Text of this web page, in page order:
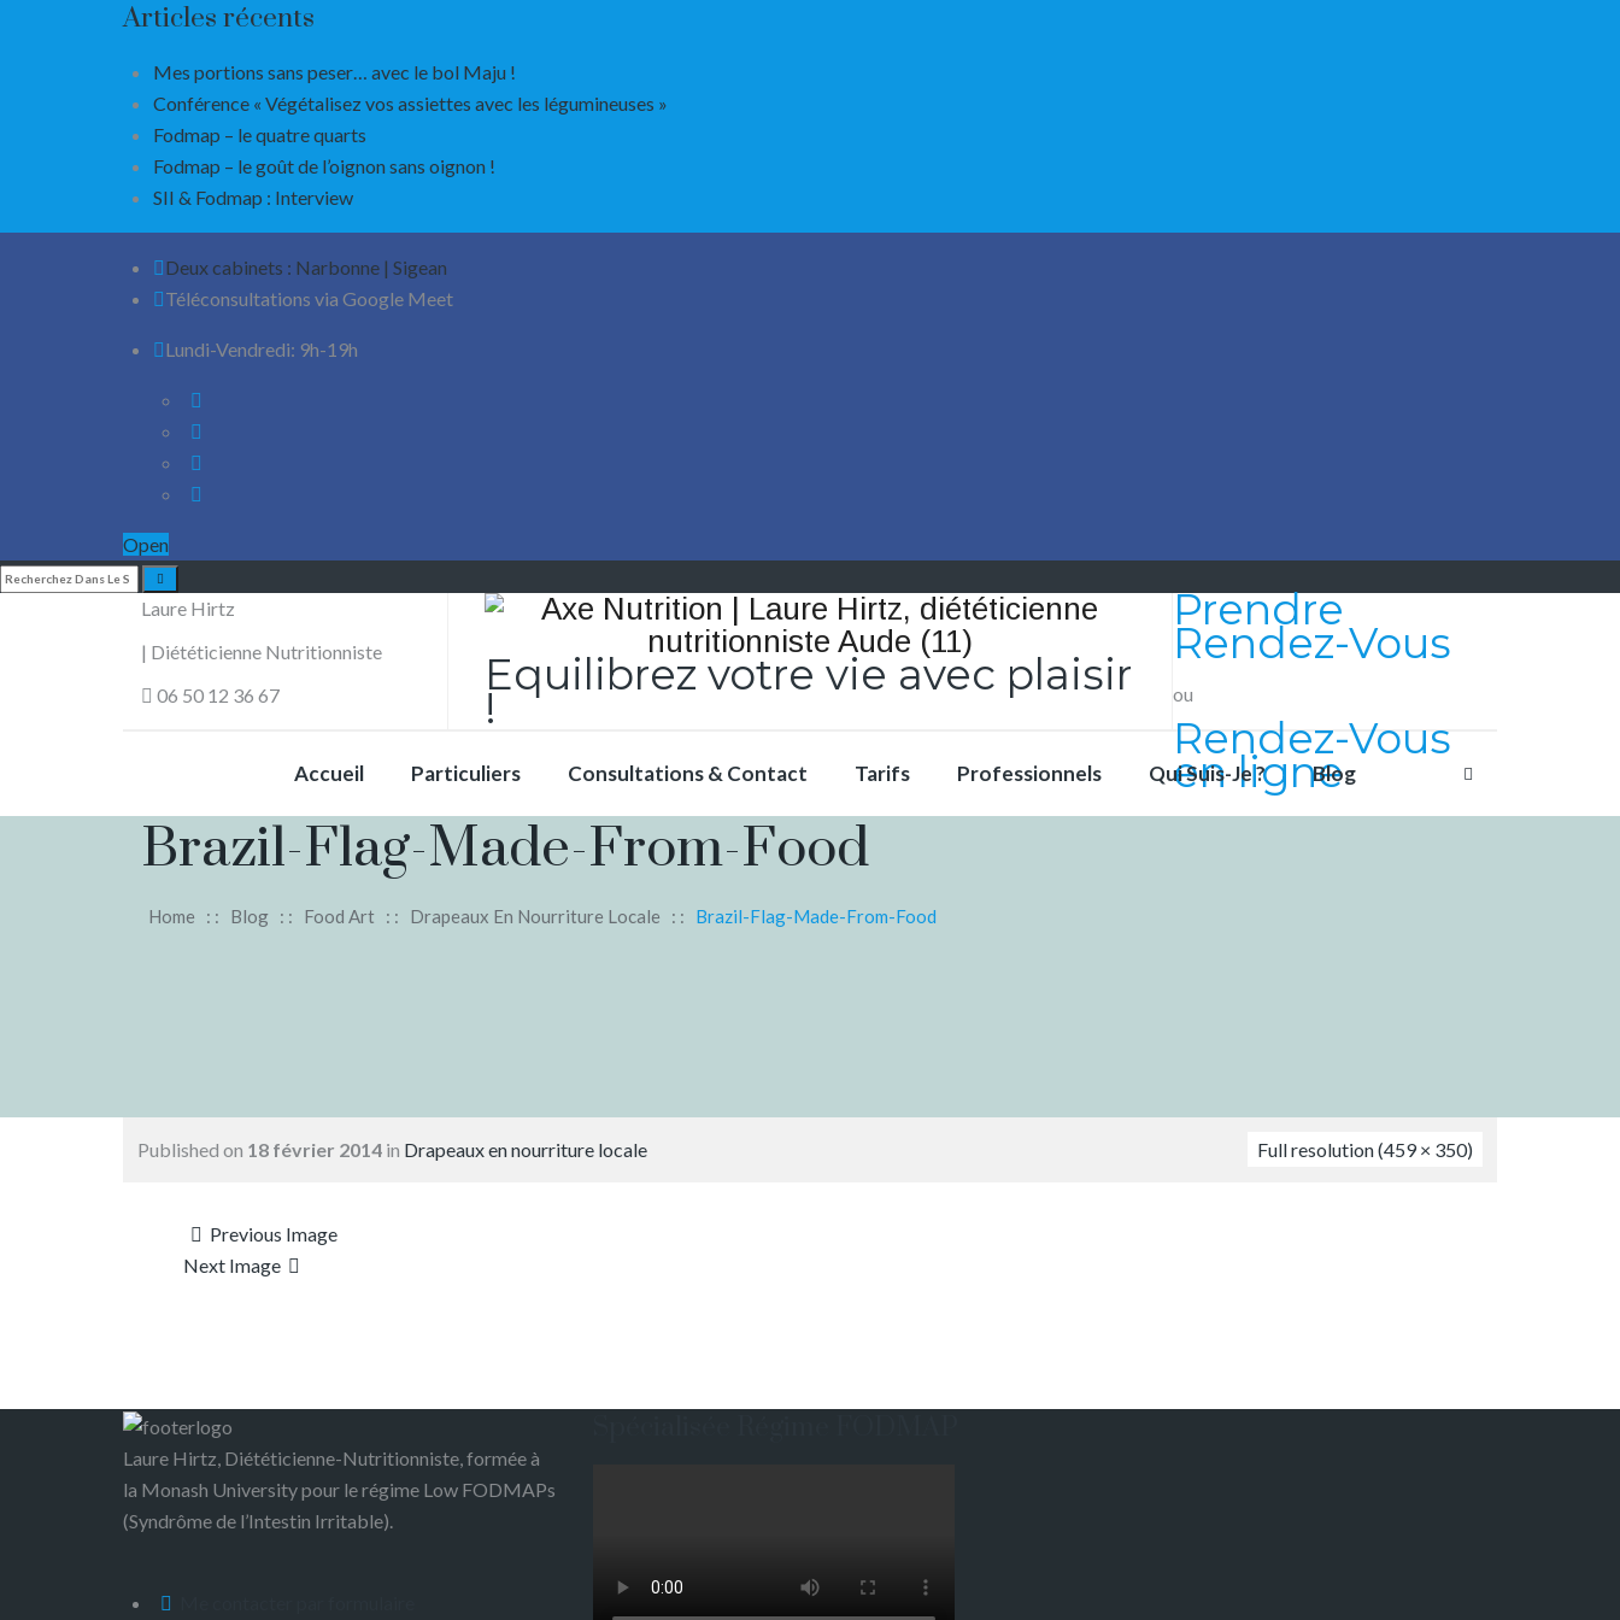
Articles récents
Mes portions sans peser… avec le bol Maju !
Conférence « Végétalisez vos assiettes avec les légumineuses »
Fodmap – le quatre quarts
Fodmap – le goût de l’oignon sans oignon !
SII & Fodmap : Interview
Deux cabinets : Narbonne | Sigean
Téléconsultations via Google Meet
Lundi-Vendredi: 9h-19h
Open
Laure Hirtz
| Diététicienne Nutritionniste
06 50 12 36 67
Equilibrez votre vie avec plaisir
!
Prendre
Rendez-Vous
ou
Rendez-Vous
en ligne
Accueil Particuliers Consultations & Contact Tarifs Professionnels Qui Suis-Je ? Blog
Brazil-Flag-Made-From-Food
Home : : Blog : : Food Art : : Drapeaux En Nourriture Locale : : Brazil-Flag-Made-From-Food
Published on 18 février 2014 in Drapeaux en nourriture locale Full resolution (459 × 350)
Previous Image
Next Image
Laure Hirtz, Diététicienne-Nutritionniste, formée à
la Monash University pour le régime Low FODMAPs
(Syndrôme de l’Intestin Irritable).